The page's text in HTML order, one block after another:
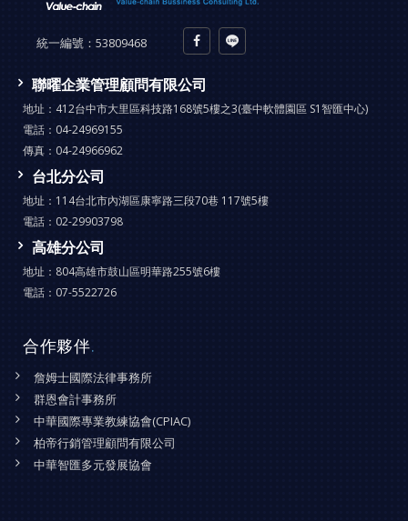
統一編號： 53809468
聯曜企業管理顧問有限公司
地址： 412台中市大里區科技路168號5樓之3(臺中軟體園區 S1智匯中心)
電話： 04-24969155
傳真： 04-24966962
台北分公司
地址： 114台北市內湖區康寧路三段70巷 117號5樓
電話： 02-29903798
高雄分公司
地址： 804高雄市鼓山區明華路255號6樓
電話： 07-5522726
合作夥伴.
詹姆士國際法律事務所
群恩會計事務所
中華國際專業教練協會(CPIAC)
柏帝行銷管理顧問有限公司
中華智匯多元發展協會